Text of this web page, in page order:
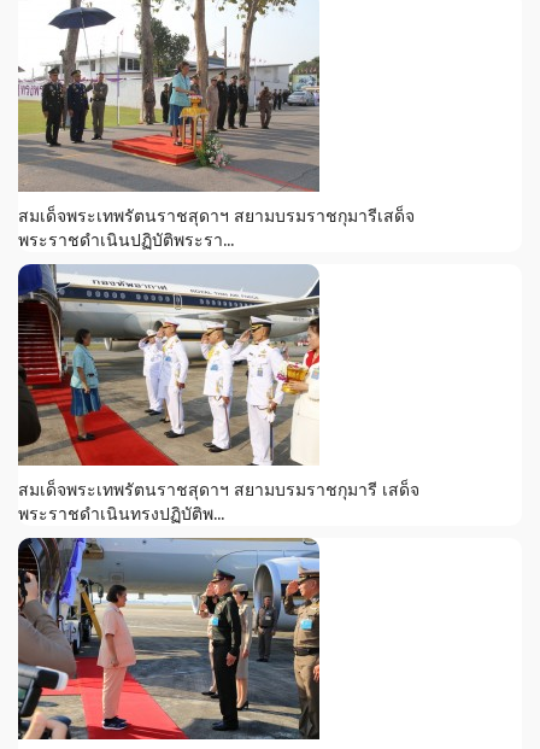
สมเด็จพระเทพรัตนราชสุดาฯ สยามบรมราชกุมารีเสด็จ
พระราชดำเนินปฏิบัติพระรา...
สมเด็จพระเทพรัตนราชสุดาฯ สยามบรมราชกุมารี เสด็จ
พระราชดำเนินทรงปฏิบัติพ...